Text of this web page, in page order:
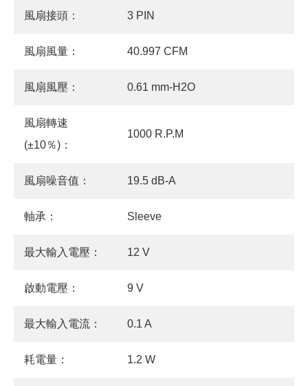
風扇接頭： 3 PIN
風扇風量： 40.997 CFM
風扇風壓： 0.61 mm-H2O
風扇轉速
(±10％)：
1000 R.P.M
風扇噪音值： 19.5 dB-A
軸承： Sleeve
最大輸入電壓： 12 V
啟動電壓： 9 V
最大輸入電流： 0.1 A
耗電量： 1.2 W